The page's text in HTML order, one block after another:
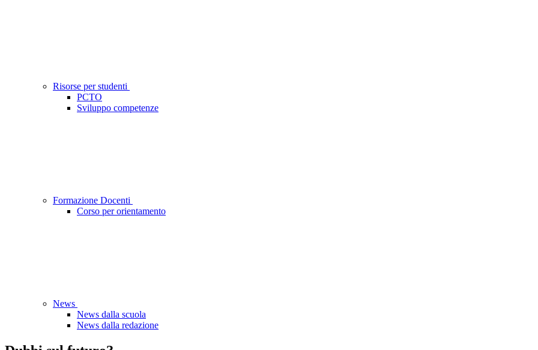
Risorse per studenti
PCTO
Sviluppo competenze
Formazione Docenti
Corso per orientamento
News
News dalla scuola
News dalla redazione